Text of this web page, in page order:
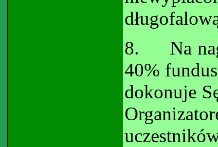
8.
Na
40%
dokonuje